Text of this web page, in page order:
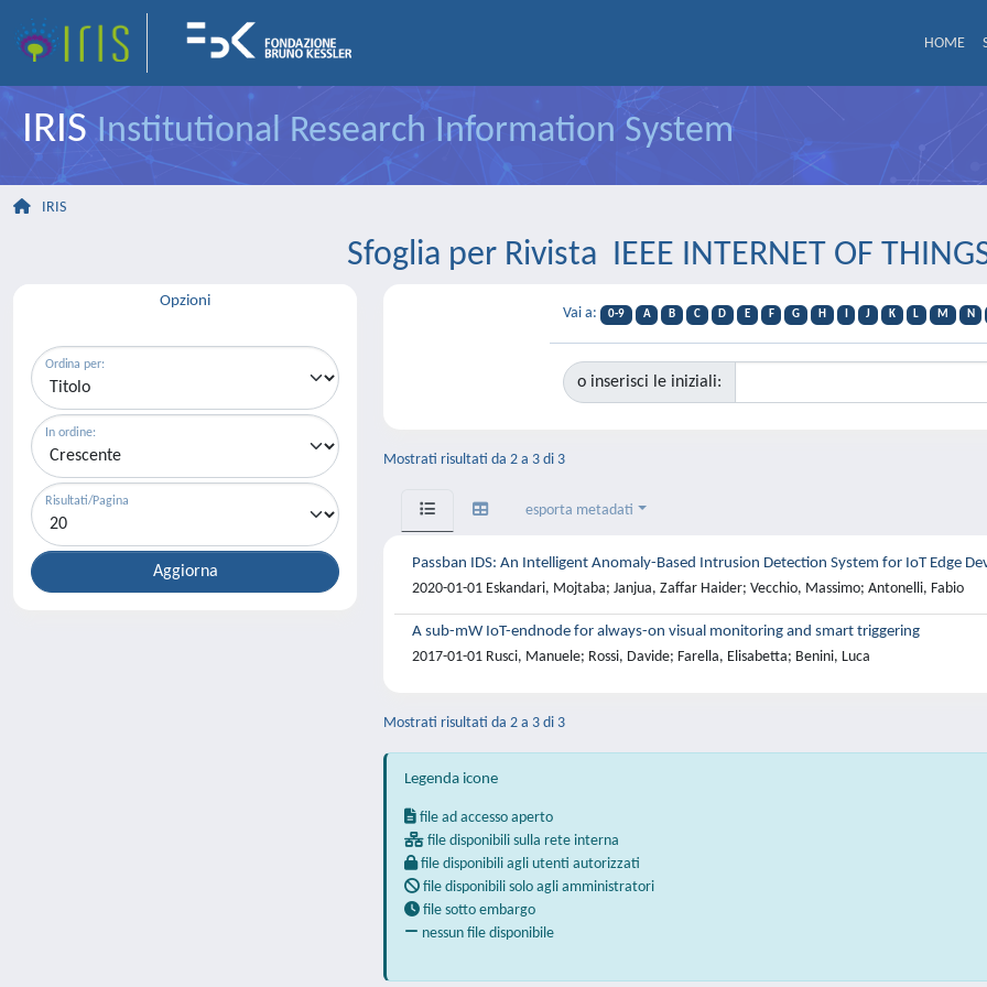
HOME
IRISInstitutional Research Information System
IRIS
Sfoglia per Rivista IEEE INTERNET OF
Opzioni
Ordina per:
In ordine:
Risultati/Pagina
Vai a: 0-9 A B C D E F G H J K L M N
o inserisci le iniziali:
Mostrati risultati da 2 a 3 di 3
esporta metadati
Passban IDS: An Intelligent Anomaly-Based Intrusion Detection System for IoT Edge
2020-01-01 Eskandari, Mojtaba; Janjua, Zaffar Haider; Vecchio, Massimo; Antonelli, Fabio
A sub-mW IoT-endnode for always-on visual monitoring and smart triggering
2017-01-01 Rusci, Manuele; Rossi, Davide; Farella, Elisabetta; Benini, Luca
Mostrati risultati da 2 a 3 di 3
Legenda icone
file ad accesso aperto
file disponibili sulla rete interna
file disponibili agli utenti autorizzati
file disponibili solo agli amministratori
file sotto embargo
nessun file disponibile